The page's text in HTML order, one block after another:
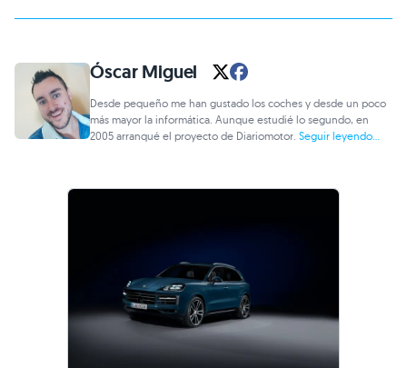
Óscar Miguel
Desde pequeño me han gustado los coches y desde un poco
más mayor la informática. Aunque estudié lo segundo, en
2005 arranqué el proyecto de Diariomotor.Seguir leyendo...